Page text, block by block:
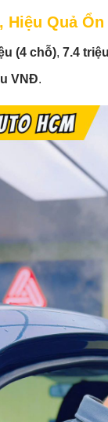
Hiệu Quả
(4 chỗ), 7.4
VNĐ.